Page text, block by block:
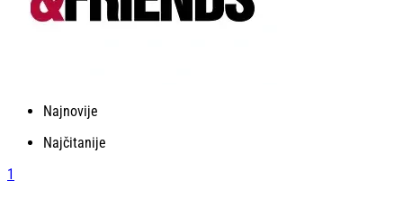
Najnovije
Najčitanije
1